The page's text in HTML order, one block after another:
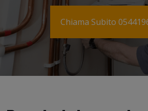
Chiama Subito